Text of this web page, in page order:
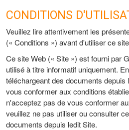
CONDITIONS
Veuillez lire attentivement les
(« Conditions ») avant d'utiliser ce
Ce site Web (« Site ») est fourni par
utilisé à titre informatif uniquement.
téléchargeant des documents
vous conformer aux conditions
n'acceptez pas de vous conformer
veuillez ne pas utiliser ou consulter
documents depuis ledit Site.